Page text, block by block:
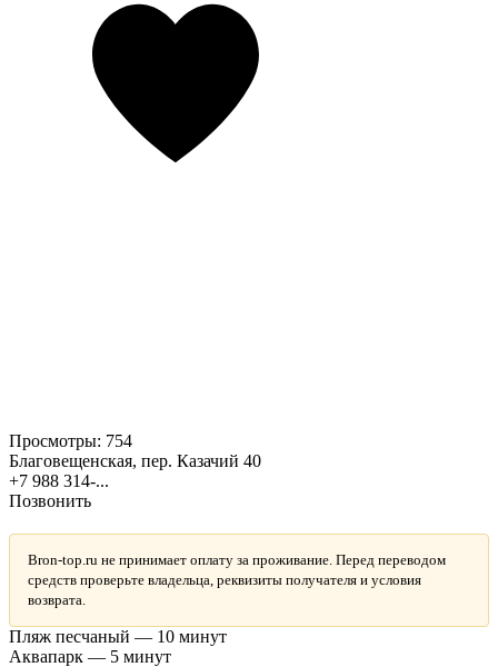
Просмотры: 754
Благовещенская, пер. Казачий 40
+7 988 314-...
Позвонить
Bron-top.ru не принимает оплату за проживание. Перед переводом
средств проверьте владельца, реквизиты получателя и условия
возврата.
Пляж песчаный — 10 минут
Аквапарк — 5 минут